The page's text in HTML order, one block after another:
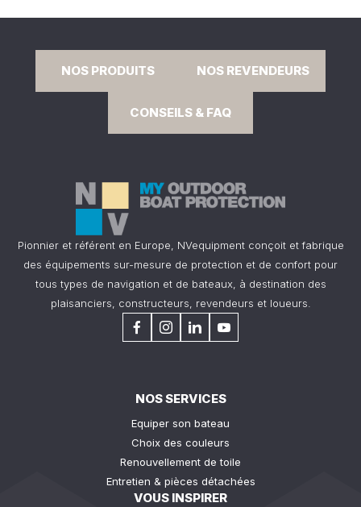
NOS PRODUITS NOS REVENDEURS
CONSEILS & FAQ
Pionnier et référent en Europe, NVequipment conçoit et fabrique
des équipements sur-mesure de protection et de confort pour
tous types de navigation et de bateaux, à destination des
plaisanciers, constructeurs, revendeurs et loueurs.
NOS SERVICES
Equiper son bateau
Choix des couleurs
Renouvellement de toile
Entretien & pièces détachées
VOUS INSPIRER